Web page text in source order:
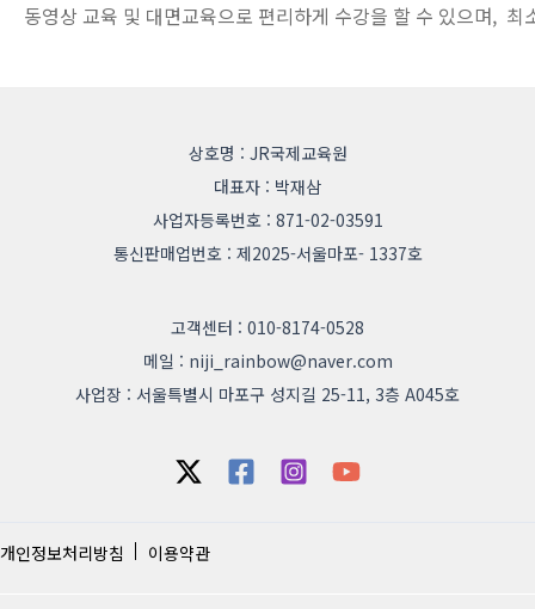
동영상 교육 및 대면교육으로 편리하게 수강을 할 수 있으며,
상호명 : JR국제교육원
대표자 : 박재삼
사업자등록번호 : 871-02-03591
통신판매업번호 : 제2025-서울마포- 1337호
고객센터 : 010-8174-0528
메일 : niji_rainbow@naver.com
사업장 : 서울특별시 마포구 성지길 25-11, 3층 A045호
개인정보처리방침 이용약관